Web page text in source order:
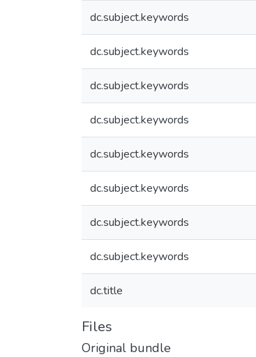
dc.subject.keywords
dc.subject.keywords
dc.subject.keywords
dc.subject.keywords
dc.subject.keywords
dc.subject.keywords
dc.subject.keywords
dc.subject.keywords
dc.title
Files
Original bundle